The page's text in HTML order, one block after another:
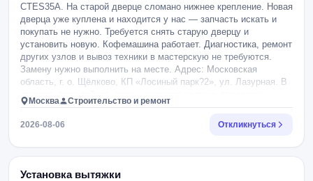
CTES35A. На старой дверце сломано нижнее крепление. Новая
дверца уже куплена и находится у нас — запчасть искать и
покупать не нужно. Требуется снять старую дверцу и
установить новую. Кофемашина работает. Диагностика, ремонт
других узлов и вывоз техники в мастерскую не требуются.
Замену нужно выполнить на месте. Адрес: Московская
область, г. о. Щёлково, КП «Лосиный парк?2», ул. Лазурная. В
отклике, пожалуйста, сразу напишите полную стоимость
работы с учётом выезда и когда сможете приехать. Пожелания
и особенности: Нужно заменить сервисную дверцу на
автоматической кофемашине Siemens TI305206RW/02, Type
CTES35A. На старой дверце сломано нижнее крепление. Новая
дверца уже куплена и находится у нас — запчасть искать и
покупать не нужно. Требуется снять старую дверцу и
Москва Строительство и ремонт
2026-08-06 Откликнуться
Установка вытяжки